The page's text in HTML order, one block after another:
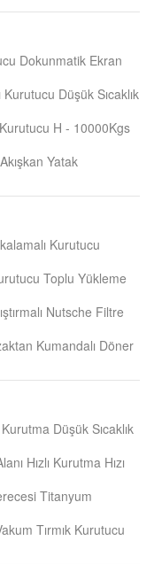
Dokunmatik Ekran
Düşük Sıcaklık
H - 10000Kgs
Yatak
Kurutucu
Toplu Yükleme
Nutsche Filtre
Kumandalı Döner
Düşük Sıcaklık
Hızlı Kurutma Hızı
Titanyum
Tırmık Kurutucu